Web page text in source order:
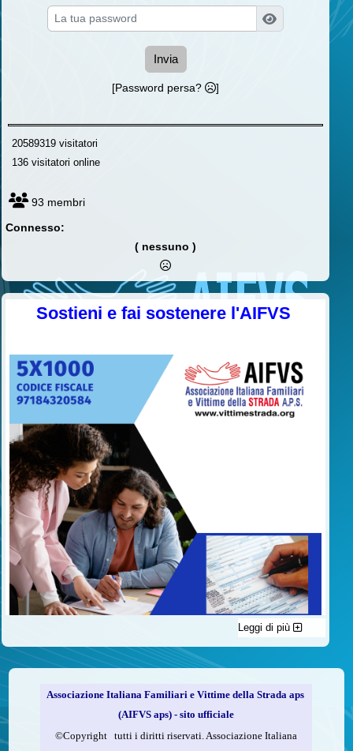
Invia
[Password persa? ]
20589319 visitatori
136 visitatori online
93 membri
Connesso:
( nessuno )
Sostieni e fai sostenere l'AIFVS
C'è un modo di contribuire alle attività dell’A.I.F.V.S. a favore
delle vittime della strada e per dare giustizia ai superstiti ed ai
loro familiari che non costa nulla: devolvere il 5 per mille della
Compila la scheda CUD o del modello 730.
Leggi di più
Associazione Italiana Familiari e Vittime della Strada aps
(AIFVS aps) - sito ufficiale
©​Copyright tutti i diritti riservati. Associazione Italiana